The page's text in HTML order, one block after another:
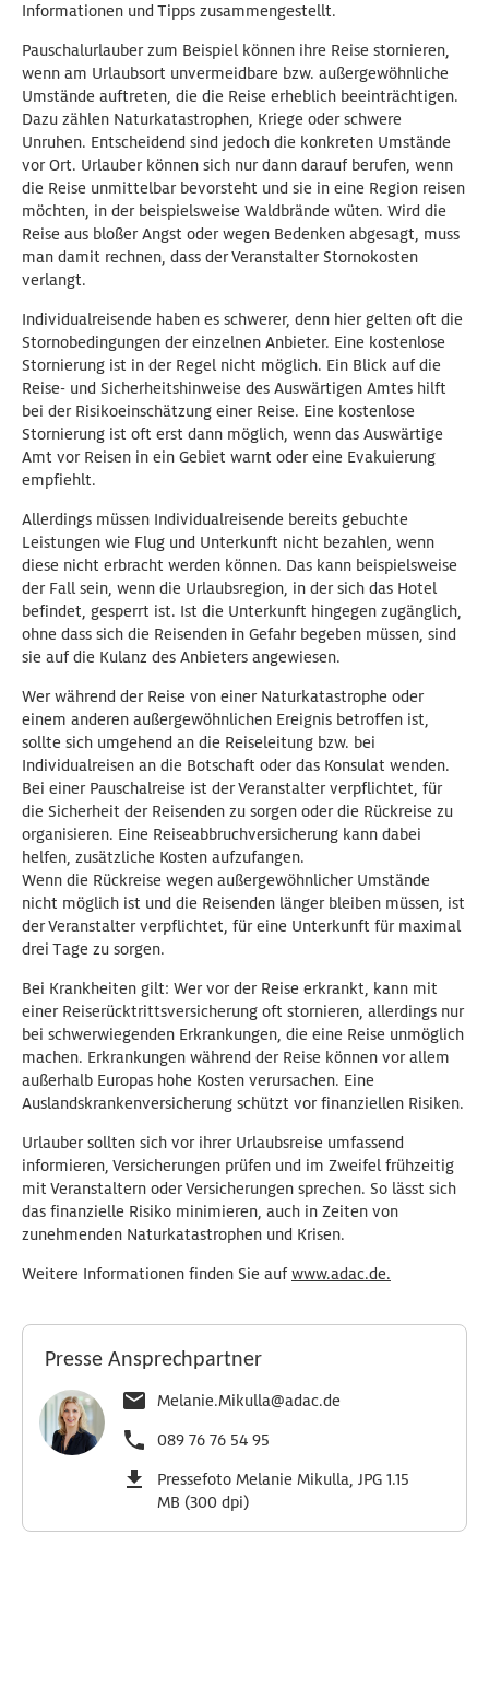
Informationen und Tipps zusammengestellt.
Pauschalurlauber zum Beispiel können ihre Reise stornieren,
wenn am Urlaubsort unvermeidbare bzw. außergewöhnliche
Umstände auftreten, die die Reise erheblich beeinträchtigen.
Dazu zählen Naturkatastrophen, Kriege oder schwere
Unruhen. Entscheidend sind jedoch die konkreten Umstände
vor Ort. Urlauber können sich nur dann darauf berufen, wenn
die Reise unmittelbar bevorsteht und sie in eine Region reisen
möchten, in der beispielsweise Waldbrände wüten. Wird die
Reise aus bloßer Angst oder wegen Bedenken abgesagt, muss
man damit rechnen, dass der Veranstalter Stornokosten
verlangt.
Individualreisende haben es schwerer, denn hier gelten oft die
Stornobedingungen der einzelnen Anbieter. Eine kostenlose
Stornierung ist in der Regel nicht möglich. Ein Blick auf die
Reise- und Sicherheitshinweise des Auswärtigen Amtes hilft
bei der Risikoeinschätzung einer Reise. Eine kostenlose
Stornierung ist oft erst dann möglich, wenn das Auswärtige
Amt vor Reisen in ein Gebiet warnt oder eine Evakuierung
empfiehlt.
Allerdings müssen Individualreisende bereits gebuchte
Leistungen wie Flug und Unterkunft nicht bezahlen, wenn
diese nicht erbracht werden können. Das kann beispielsweise
der Fall sein, wenn die Urlaubsregion, in der sich das Hotel
befindet, gesperrt ist. Ist die Unterkunft hingegen zugänglich,
ohne dass sich die Reisenden in Gefahr begeben müssen, sind
sie auf die Kulanz des Anbieters angewiesen.
Wer während der Reise von einer Naturkatastrophe oder
einem anderen außergewöhnlichen Ereignis betroffen ist,
sollte sich umgehend an die Reiseleitung bzw. bei
Individualreisen an die Botschaft oder das Konsulat wenden.
Bei einer Pauschalreise ist der Veranstalter verpflichtet, für
die Sicherheit der Reisenden zu sorgen oder die Rückreise zu
organisieren. Eine Reiseabbruchversicherung kann dabei
helfen, zusätzliche Kosten aufzufangen.
Wenn die Rückreise wegen außergewöhnlicher Umstände
nicht möglich ist und die Reisenden länger bleiben müssen, ist
der Veranstalter verpflichtet, für eine Unterkunft für maximal
drei Tage zu sorgen.
Bei Krankheiten gilt: Wer vor der Reise erkrankt, kann mit
einer Reiserücktrittsversicherung oft stornieren, allerdings nur
bei schwerwiegenden Erkrankungen, die eine Reise unmöglich
machen. Erkrankungen während der Reise können vor allem
außerhalb Europas hohe Kosten verursachen. Eine
Auslandskrankenversicherung schützt vor finanziellen Risiken.
Urlauber sollten sich vor ihrer Urlaubsreise umfassend
informieren, Versicherungen prüfen und im Zweifel frühzeitig
mit Veranstaltern oder Versicherungen sprechen. So lässt sich
das finanzielle Risiko minimieren, auch in Zeiten von
zunehmenden Naturkatastrophen und Krisen.
Weitere Informationen finden Sie aufwww.adac.de.
Presse Ansprechpartner
Melanie.Mikulla@adac.de
089 76 76 54 95
Pressefoto Melanie Mikulla, JPG 1.15
MB (300 dpi)